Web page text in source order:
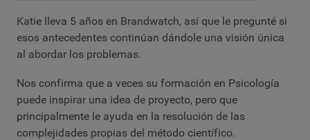
Katie lleva 5 años en Brandwatch, así que le pregunté si
esos antecedentes continúan dándole una visión única
al abordar los problemas.
Nos confirma que a veces su formación en Psicología
puede inspirar una idea de proyecto, pero que
principalmente le ayuda en la resolución de las
complejidades propias del método científico.